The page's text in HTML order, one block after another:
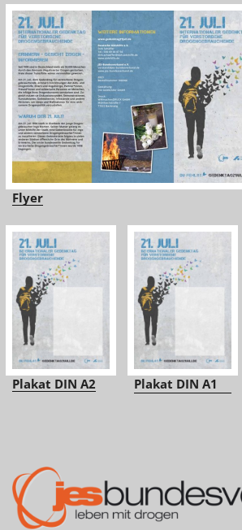
Flyer
Plakat DIN A2 Plakat DIN A1